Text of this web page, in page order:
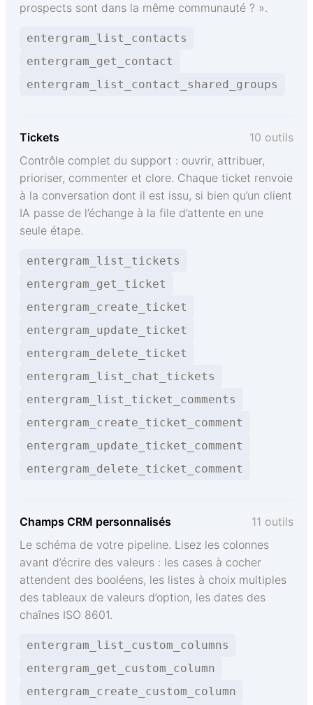
prospects sont dans la même communauté ? ».
entergram_list_contacts
entergram_get_contact
entergram_list_contact_shared_groups
Tickets
10 outils
Contrôle complet du support : ouvrir, attribuer,
prioriser, commenter et clore. Chaque ticket renvoie
à la conversation dont il est issu, si bien qu’un client
IA passe de l’échange à la file d’attente en une
seule étape.
entergram_list_tickets
entergram_get_ticket
entergram_create_ticket
entergram_update_ticket
entergram_delete_ticket
entergram_list_chat_tickets
entergram_list_ticket_comments
entergram_create_ticket_comment
entergram_update_ticket_comment
entergram_delete_ticket_comment
Champs CRM personnalisés
11 outils
Le schéma de votre pipeline. Lisez les colonnes
avant d’écrire des valeurs : les cases à cocher
attendent des booléens, les listes à choix multiples
des tableaux de valeurs d’option, les dates des
chaînes ISO 8601.
entergram_list_custom_columns
entergram_get_custom_column
entergram_create_custom_column